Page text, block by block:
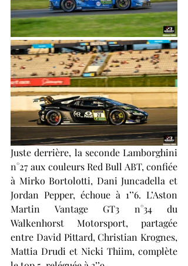
Juste derrière, la seconde Lamborghini
n°27 aux couleurs Red Bull ABT, confiée
à Mirko Bortolotti, Dani Juncadella et
Jordan Pepper, échoue à 1’’6. L’Aston
Martin Vantage GT3 n°34 du
Walkenhorst Motorsport, partagée
entre David Pittard, Christian Krognes,
Mattia Drudi et Nicki Thiim, complète